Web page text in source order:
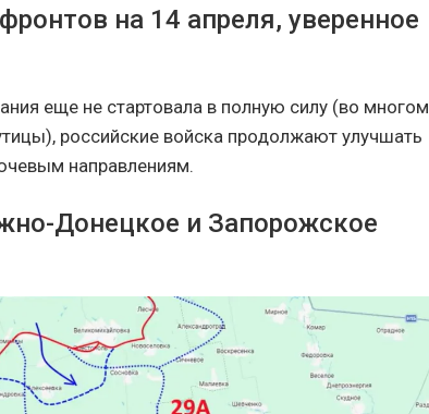
на 14 апреля, уверенное
еще не стартовала в полную силу (во многом
российские войска продолжают улучшать
направлениям.
Донецкое и Запорожское